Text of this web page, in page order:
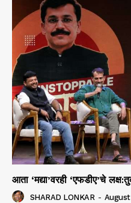
आता ‘मद्या’वरही ‘एफडीए’चे
SHARAD LONKAR -